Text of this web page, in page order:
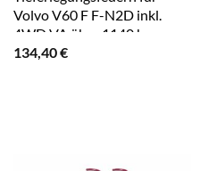
Volvo V60 F F-N2D inkl.
4WD VA über 1140 kg
134,40€